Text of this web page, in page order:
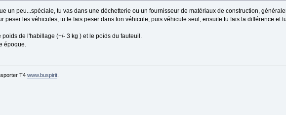
un peu...spéciale, tu vas dans une déchetterie ou un fournisseur de matériaux de construction,
peser les véhicules, tu te fais peser dans ton véhicule, puis véhicule seul, ensuite tu fais la différence et
poids de l'habillage (+/- 3 kg ) et le poids du fauteuil.
époque.
T4 www.buspirit.